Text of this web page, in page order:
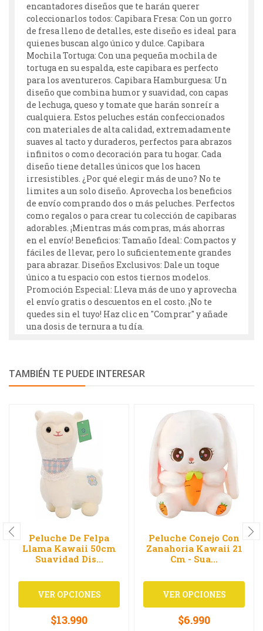
encantadores diseños que te harán querer
coleccionarlos todos: Capibara Fresa: Con un gorro
de fresa lleno de detalles, este diseño es ideal para
quienes buscan algo único y dulce. Capibara
Mochila Tortuga: Con una pequeña mochila de
tortuga en su espalda, este capibara es perfecto
para los aventureros. Capibara Hamburguesa: Un
diseño que combina humor y suavidad, con capas
de lechuga, queso y tomate que harán sonreír a
cualquiera. Estos peluches están confeccionados
con materiales de alta calidad, extremadamente
suaves al tacto y duraderos, perfectos para abrazos
infinitos o como decoración para tu hogar. Cada
diseño tiene detalles únicos que los hacen
irresistibles. ¿Por qué elegir más de uno? No te
limites a un solo diseño. Aprovecha los beneficios
de envío comprando dos o más peluches. Perfectos
como regalos o para crear tu colección de capibaras
adorables. ¡Mientras más compras, más ahorras
en el envío! Beneficios: Tamaño Ideal: Compactos y
fáciles de llevar, pero lo suficientemente grandes
para abrazar. Diseños Exclusivos: Dale un toque
único a tu espacio con estos tiernos modelos.
Promoción Especial: Lleva más de uno y aprovecha
el envío gratis o descuentos en el costo. ¡No te
quedes sin el tuyo! Haz clic en "Comprar" y añade
una dosis de ternura a tu día.
TAMBIÉN TE PUEDE INTERESAR
Peluche De Felpa
Llama Kawaii 50cm
Suavidad Dis...
VER OPCIONES
$13.990
Peluche Conejo Con
Zanahoria Kawaii 21
Cm - Sua...
VER OPCIONES
$6.990